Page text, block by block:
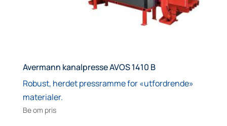
Avermann kanalpresse AVOS 1410 B
Robust, herdet pressramme for «utfordrende»
materialer.
Be om pris